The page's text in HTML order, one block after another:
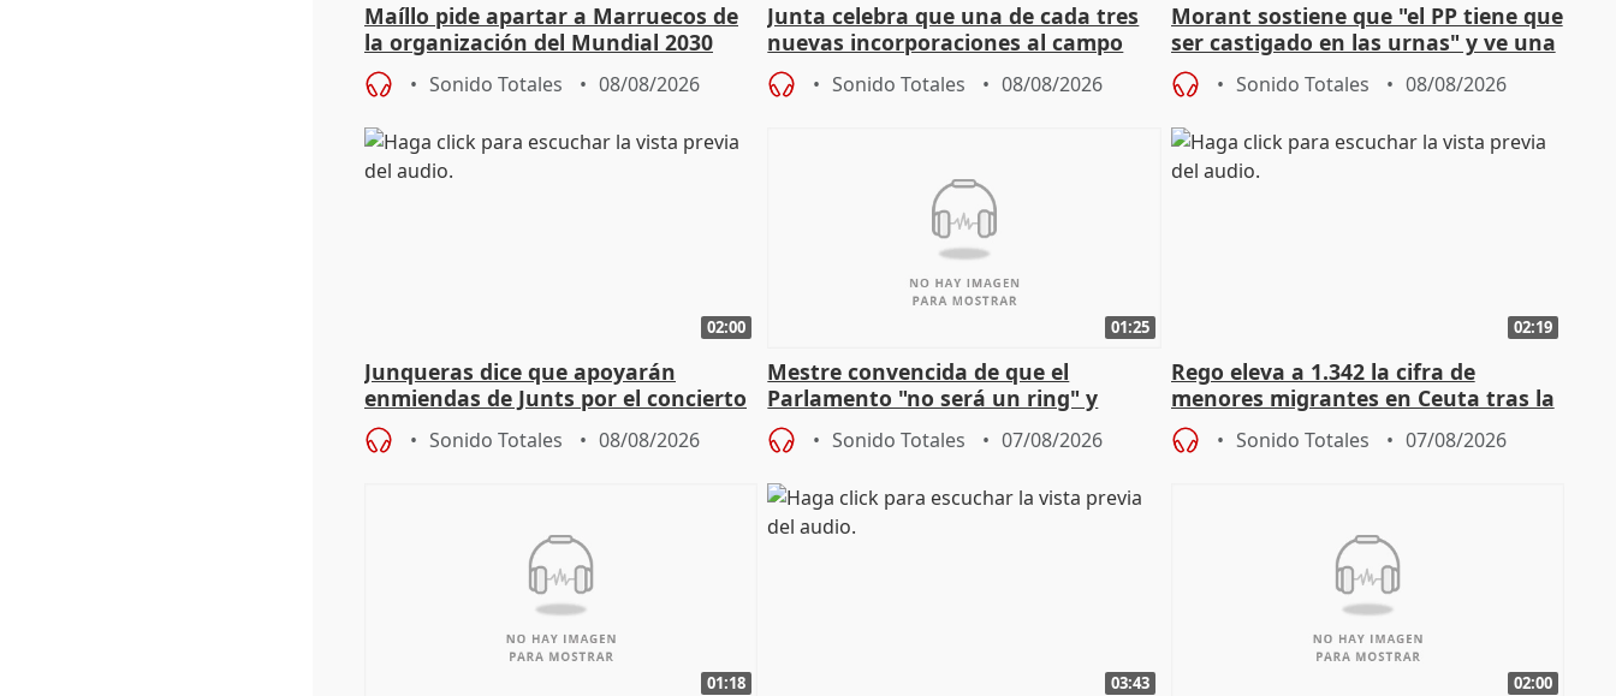
Maíllo pide apartar a Marruecos de
la organización del Mundial 2030
Sonido Totales 08/08/2026
Junta celebra que una de cada tres
nuevas incorporaciones al campo
andaluz son mujeres jóvenes
Sonido Totales 08/08/2026
Morant sostiene que "el PP tiene que
ser castigado en las urnas" y ve una
"pulsión de cambio"
Sonido Totales 08/08/2026
02:00
Junqueras dice que apoyarán
enmiendas de Junts por el concierto
en el trámite de financiación
Sonido Totales 08/08/2026
01:25
Mestre convencida de que el
Parlamento "no será un ring" y
defiende "estabilidad" del pacto con
Vox
Sonido Totales 07/08/2026
02:19
Rego eleva a 1.342 la cifra de
menores migrantes en Ceuta tras la
entrada masiva
Sonido Totales 07/08/2026
01:18 03:43 02:00